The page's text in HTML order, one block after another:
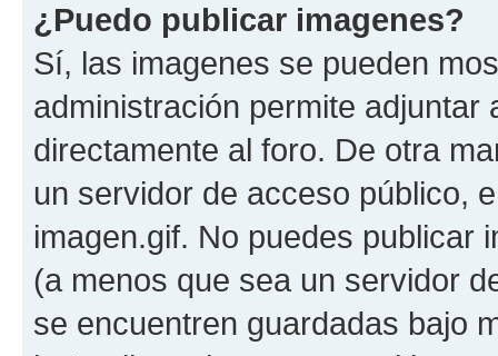
¿Puedo publicar imagenes?
Sí, las imagenes se pueden
administración permite
directamente al foro. De otra
un servidor de acceso público,
imagen.gif. No puedes publicar
(a menos que sea un servidor
se encuentren guardadas bajo